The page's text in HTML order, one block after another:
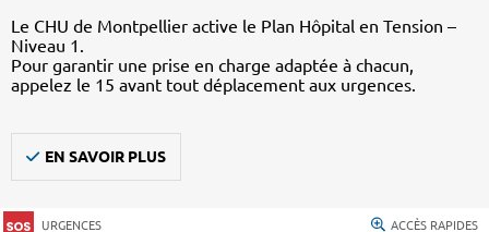
Le CHU de Montpellier active le Plan Hôpital en Tension –
Niveau 1.
Pour garantir une prise en charge adaptée à chacun,
appelez le 15 avant tout déplacement aux urgences.
EN SAVOIR PLUS
URGENCES ACCÈS RAPIDES